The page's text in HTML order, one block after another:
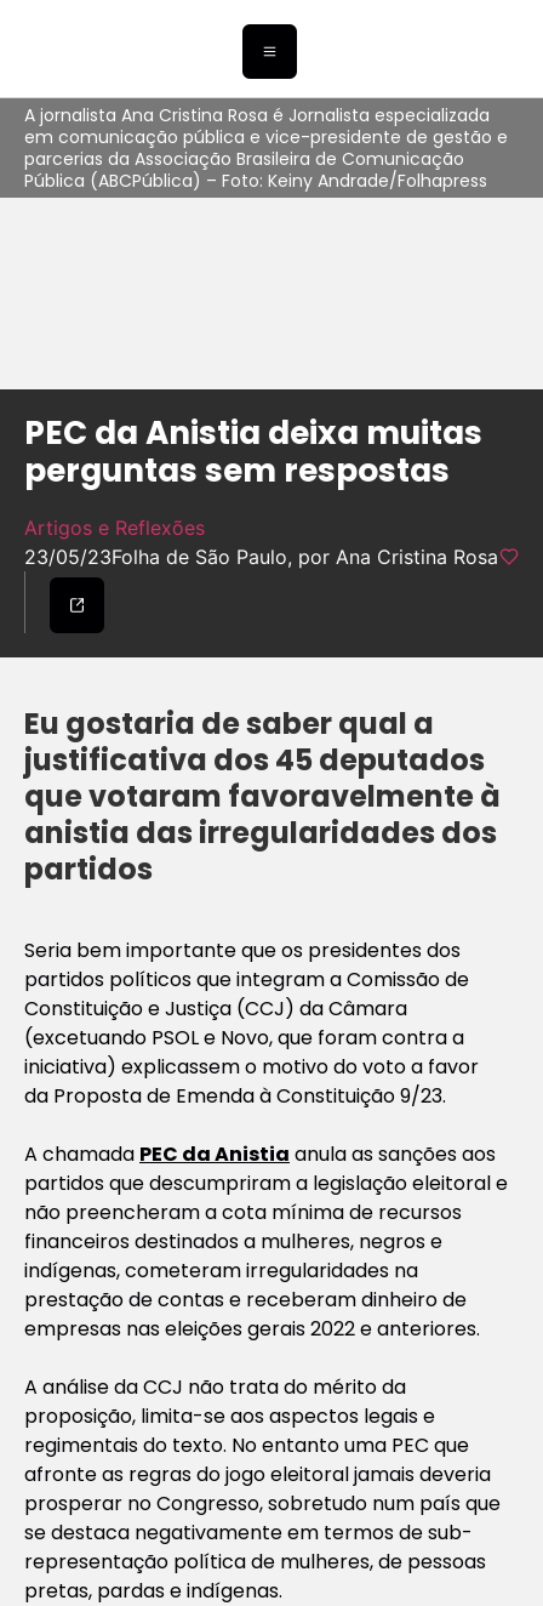
A jornalista Ana Cristina Rosa é Jornalista especializada
em comunicação pública e vice-presidente de gestão e
parcerias da Associação Brasileira de Comunicação
Pública (ABCPública) – Foto: Keiny Andrade/Folhapress
PEC da Anistia deixa muitas
perguntas sem respostas
Artigos e Reflexões
23/05/23Folha de São Paulo, por Ana Cristina Rosa
Eu gostaria de saber qual a
justificativa dos 45 deputados
que votaram favoravelmente à
anistia das irregularidades dos
partidos
Seria bem importante que os presidentes dos
partidos políticos que integram a Comissão de
Constituição e Justiça (CCJ) da Câmara
(excetuando PSOL e Novo, que foram contra a
iniciativa) explicassem o motivo do voto a favor
da Proposta de Emenda à Constituição 9/23.
A chamada PEC da Anistia anula as sanções aos
partidos que descumpriram a legislação eleitoral e
não preencheram a cota mínima de recursos
financeiros destinados a mulheres, negros e
indígenas, cometeram irregularidades na
prestação de contas e receberam dinheiro de
empresas nas eleições gerais 2022 e anteriores.
A análise da CCJ não trata do mérito da
proposição, limita-se aos aspectos legais e
regimentais do texto. No entanto uma PEC que
afronte as regras do jogo eleitoral jamais deveria
prosperar no Congresso, sobretudo num país que
se destaca negativamente em termos de sub-
representação política de mulheres, de pessoas
pretas, pardas e indígenas.